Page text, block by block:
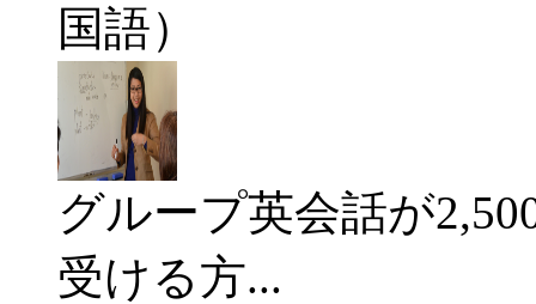
国語）
グループ英会話が
受ける方...